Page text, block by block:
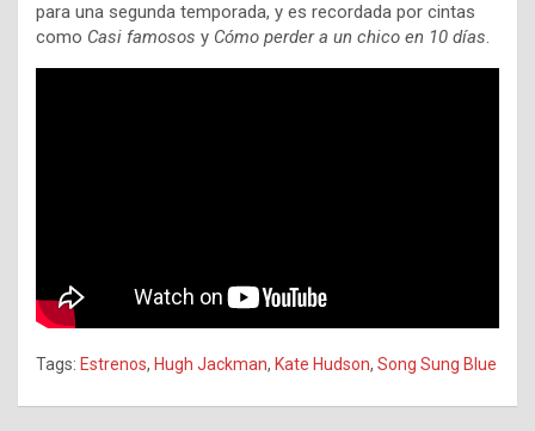
para una segunda temporada, y es recordada por cintas
como Casi famosos y Cómo perder a un chico en 10 días.
Tags: Estrenos, Hugh Jackman, Kate Hudson, Song Sung Blue